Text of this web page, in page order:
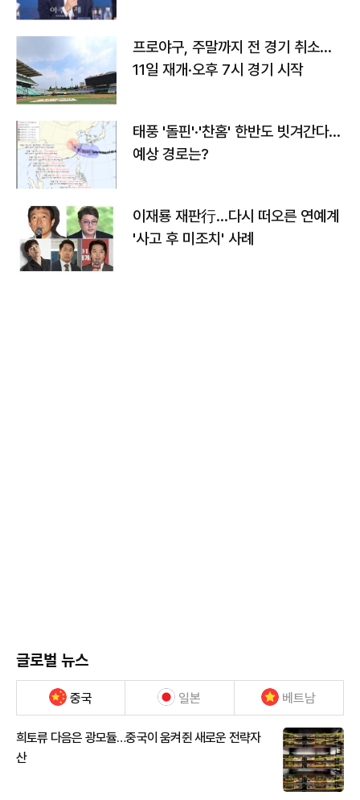
프로야구, 주말까지 전 경기 취소…
11일 재개·오후 7시 경기 시작
태풍 '돌핀'·'찬홈' 한반도 빗겨간다…
예상 경로는?
이재룡 재판行…다시 떠오른 연예계
'사고 후 미조치' 사례
글로벌 뉴스
중국 일본 베트남
희토류 다음은 광모듈…중국이 움켜쥔 새로운 전략자
산